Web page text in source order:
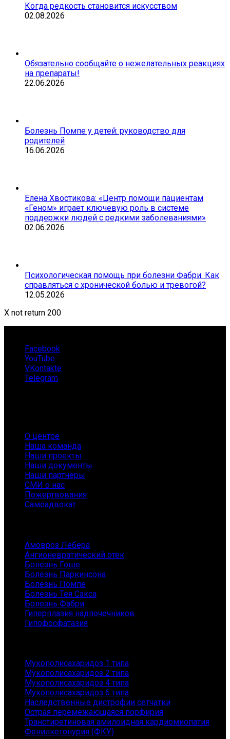
Когда редкость становится искусством
02.08.2026
Обязательно сообщайте о нежелательных реакциях
на препараты!
22.06.2026
Болезнь Помпе у детей: руководство для
родителей
16.06.2026
Елена Хвостикова: «Центр помощи пациентам
«Геном» играет ключевую роль в системе
поддержки людей с редкими заболеваниями»
02.06.2026
Психологическая помощь при болезни Фабри. Как
справляться с хронической болью и тревогой?
12.05.2026
X not return 200
Facebook
YouTube
VKontakte
Telegram
О центре
Наша команда
Наши проекты
Наши документы
Наши партнёры
СМИ о нас
Пожертвования
Самоадвокат
Амовроз Лебера
Ангионевратический отек
Болезнь Гоше
Болезнь Паркинсона
Болезнь Помпе
Болезнь Тея Сакса
Болезнь Фабри
Гиперплазия надпочечников
Гипофосфатазия
Мукополисахаридоз 1 типа
Мукополисахаридоз 2 типа
Мукополисахаридоз 4 типа
Мукополисахаридоз 6 типа
Наследственные дистрофии сетчатки
Острая перемежающаяся порфирия
Транстиретиновая амилоидная кардиомиопатия
Фенилкетонурия (ФКУ)